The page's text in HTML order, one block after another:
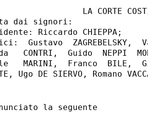
LA CORTE
dai signori:
Riccardo CHIEPPA;
Gustavo  ZAGREBELSKY,
CONTRI,  Guido  NEPPI
MARINI,  Franco  BILE,
la seguente